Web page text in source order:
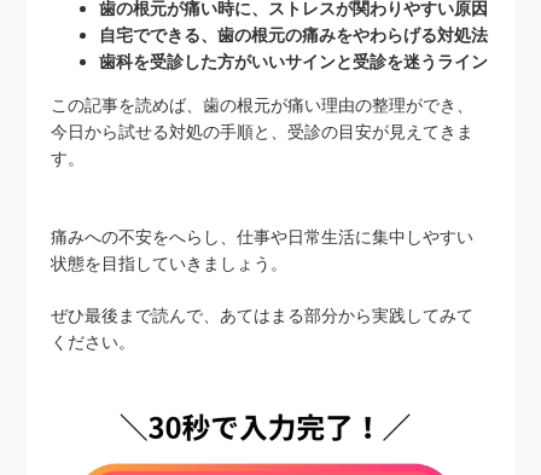
歯の根元が痛い時に、ストレスが関わりやすい原因
自宅でできる、歯の根元の痛みをやわらげる対処法
歯科を受診した方がいいサインと受診を迷うライン
この記事を読めば、歯の根元が痛い理由の整理ができ、
今日から試せる対処の手順と、受診の目安が見えてきま
す。
痛みへの不安をへらし、仕事や日常生活に集中しやすい
状態を目指していきましょう。
ぜひ最後まで読んで、あてはまる部分から実践してみて
ください。